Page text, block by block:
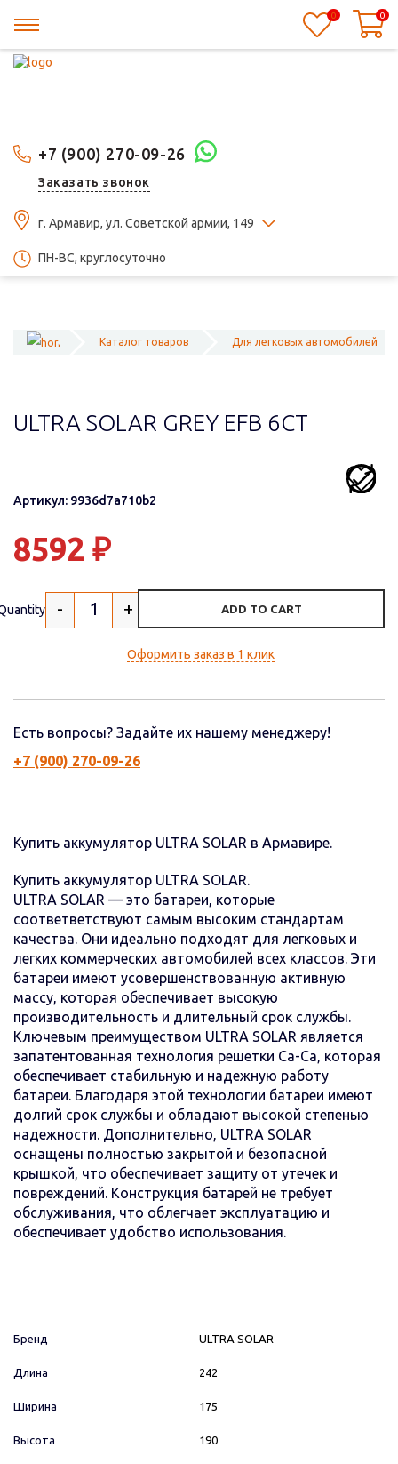
+7 (900) 270-09-26
Заказать звонок
г. Армавир, ул. Советской армии, 149
ПН-ВС, круглосуточно
0 0
Каталог товаров Для легковых автомобилей
ULTRA SOLAR GREY EFB 6СТ
Артикул: 9936d7a710b2
8592 ₽
- + ADD TO CART
Оформить заказ в 1 клик
Есть вопросы? Задайте их нашему менеджеру!
+7 (900) 270-09-26
Купить аккумулятор ULTRA SOLAR в Армавире.
Купить аккумулятор ULTRA SOLAR.
ULTRA SOLAR — это батареи, которые
соответветствуют самым высоким стандартам
качества. Они идеально подходят для легковых и
легких коммерческих автомобилей всех классов. Эти
батареи имеют усовершенствованную активную
массу, которая обеспечивает высокую
производительность и длительный срок службы.
Ключевым преимуществом ULTRA SOLAR является
запатентованная технология решетки Ca-Ca, которая
обеспечивает стабильную и надежную работу
батареи. Благодаря этой технологии батареи имеют
долгий срок службы и обладают высокой степенью
надежности. Дополнительно, ULTRA SOLAR
оснащены полностью закрытой и безопасной
крышкой, что обеспечивает защиту от утечек и
повреждений. Конструкция батарей не требует
обслуживания, что облегчает эксплуатацию и
обеспечивает удобство использования.
Бренд ULTRA SOLAR
Длина 242
Ширина 175
Высота 190